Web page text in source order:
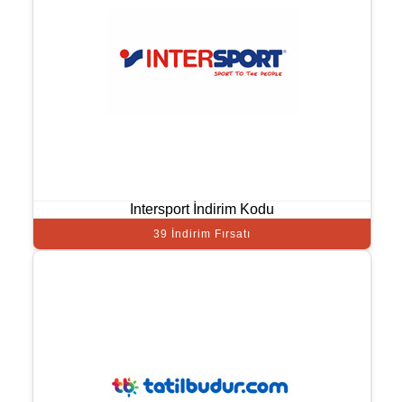
Intersport İndirim Kodu
39 İndirim Fırsatı